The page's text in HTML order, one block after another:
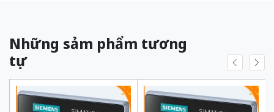
Những sảm phẩm tương
tự